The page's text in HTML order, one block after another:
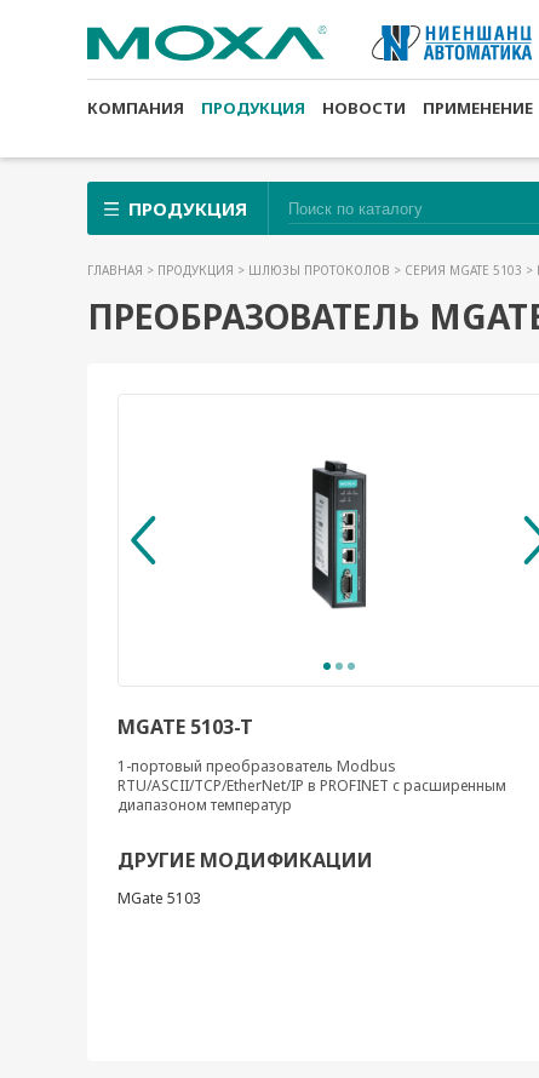
КОМПАНИЯ ПРОДУКЦИЯ НОВОСТИ ПРИМЕНЕНИЕ
ПРОДУКЦИЯ
ГЛАВНАЯ > ПРОДУКЦИЯ > ШЛЮЗЫ ПРОТОКОЛОВ > СЕРИЯ MGATE 5103 >
ПРЕОБРАЗОВАТЕЛЬ
MGATE 5103-T
1-портовый преобразователь Modbus
RTU/ASCII/TCP/EtherNet/IP в PROFINET с расширенным
диапазоном температур
ДРУГИЕ МОДИФИКАЦИИ
MGate 5103